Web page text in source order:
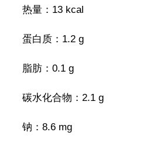
热量：13 kcal
蛋白质：1.2 g
脂肪：0.1 g
碳水化合物：2.1 g
钠：8.6 mg